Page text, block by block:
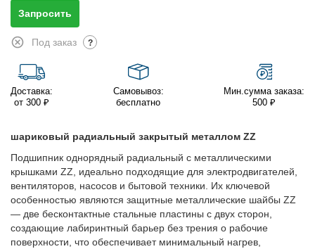
Запросить
Под заказ ?
Доставка:
от 300 ₽
Самовывоз:
бесплатно
Мин.сумма заказа:
500 ₽
шариковый радиальный закрытый металлом ZZ
Подшипник однорядный радиальный с металлическими
крышками ZZ, идеально подходящие для электродвигателей,
вентиляторов, насосов и бытовой техники. Их ключевой
особенностью являются защитные металлические шайбы ZZ
— две бесконтактные стальные пластины с двух сторон,
создающие лабиринтный барьер без трения о рабочие
поверхности, что обеспечивает минимальный нагрев,